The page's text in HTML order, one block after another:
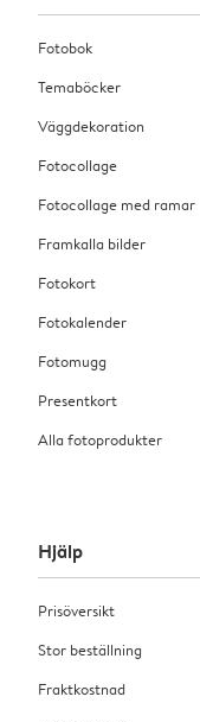
Fotobok
Temaböcker
Väggdekoration
Fotocollage
Fotocollage med ramar
Framkalla bilder
Fotokort
Fotokalender
Fotomugg
Presentkort
Alla fotoprodukter
Hjälp
Prisöversikt
Stor beställning
Fraktkostnad